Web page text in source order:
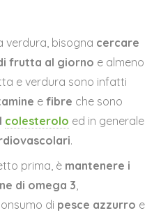
verdura, bisogna cercare
frutta al giorno e almeno
e verdura sono infatti
efibre che sono
colesterolo ed in generale
.
prima, è mantenere i
di omega 3,
di pesce azzurro e